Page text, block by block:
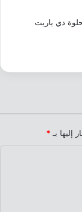
دي ياريت
إليها بـ *